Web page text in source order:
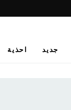
جديد احذية